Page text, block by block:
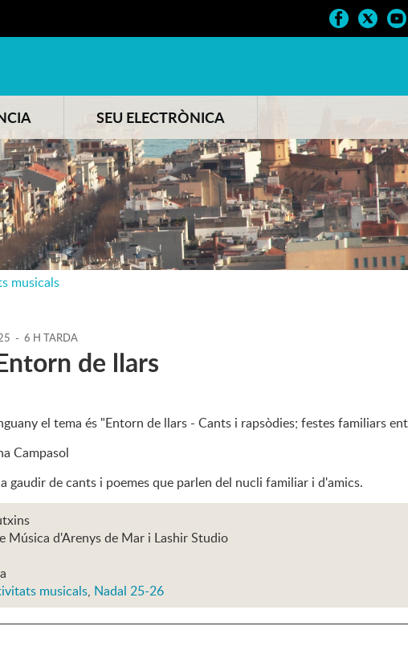
SEU ELECTRÒNICA
musicals
- 6 H TARDA
de llars
el tema és "Entorn de llars - Cants i rapsòdies; festes familiars
Campasol
gaudir de cants i poemes que parlen del nucli familiar i d'amics.
Música d'Arenys de Mar i Lashir Studio
musicals, Nadal 25-26